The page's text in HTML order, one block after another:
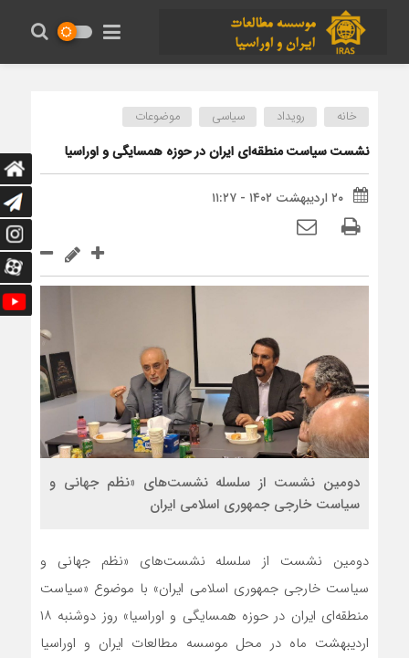
خانه رویداد سیاسی موضوعات
نشست سیاست منطقه‌ای ایران در حوزه همسایگی و اوراسیا
۲۰ اردیبهشت ۱۴۰۲ - ۱۱:۲۷
دومین نشست از سلسله نشست‌های «نظم جهانی و
سیاست خارجی جمهوری اسلامی ایران
دومین نشست از سلسله نشست‌های «نظم جهانی و
سیاست خارجی جمهوری اسلامی ایران» با موضوع «سیاست
منطقه‌ای ایران در حوزه همسایگی و اوراسیا» روز دوشنبه ۱۸
اردیبهشت ماه در محل موسسه مطالعات ایران و اوراسیا